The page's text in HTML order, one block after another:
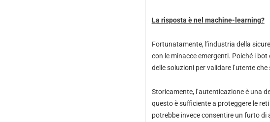
La risposta è nel machine-learning?
Fortunatamente, l’industria della
con le minacce emergenti. Poiché i
delle soluzioni per validare l’utente
Storicamente, l’autenticazione è una
questo è sufficiente a proteggere le
potrebbe invece consentire un furto di